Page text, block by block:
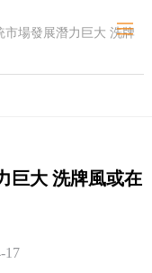
市場發展潛力巨大 洗牌
巨大 洗牌風或在
17